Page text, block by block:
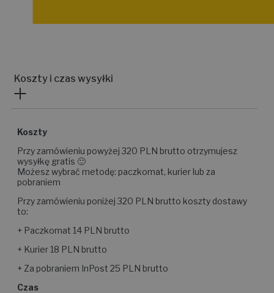
Koszty i czas wysyłki
Koszty
Przy zamówieniu powyżej 320 PLN brutto otrzymujesz
wysyłkę gratis 🙂
Możesz wybrać metodę: paczkomat, kurier lub za
pobraniem
Przy zamówieniu poniżej 320 PLN brutto koszty dostawy
to:
+ Paczkomat 14 PLN brutto
+ Kurier 18 PLN brutto
+ Za pobraniem InPost 25 PLN brutto
Czas